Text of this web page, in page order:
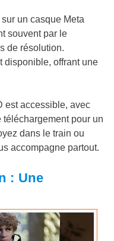
un casque Meta
souvent par le
de résolution.
disponible, offrant une
est accessible, avec
téléchargement pour un
dans le train ou
accompagne partout.
: Une